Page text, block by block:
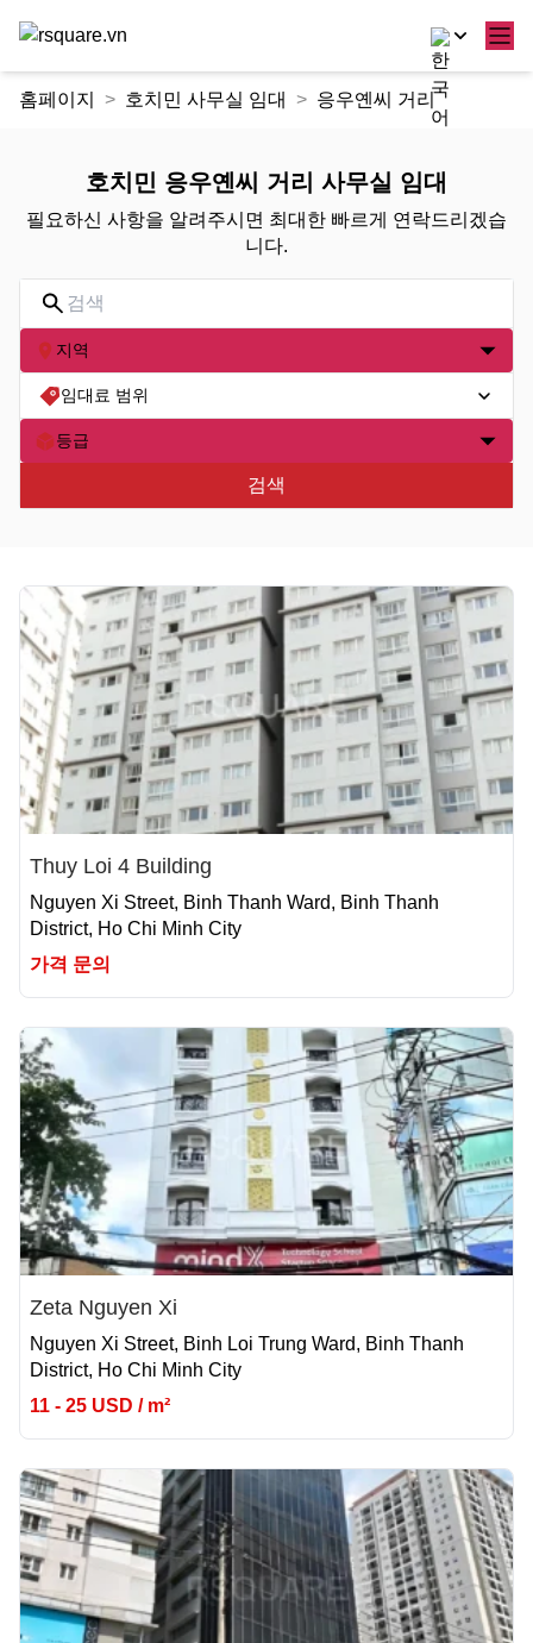
홈페이지 호치민 사무실 임대 응우옌씨 거리
호치민 응우옌씨 거리 사무실 임대
필요하신 사항을 알려주시면 최대한 빠르게 연락드리겠습
니다.
지역
임대료 범위
등급
검색
Thuy Loi 4 Building
Nguyen Xi Street, Binh Thanh Ward, Binh Thanh
District, Ho Chi Minh City
가격 문의
Zeta Nguyen Xi
Nguyen Xi Street, Binh Loi Trung Ward, Binh Thanh
District, Ho Chi Minh City
11 - 25 USD / m²